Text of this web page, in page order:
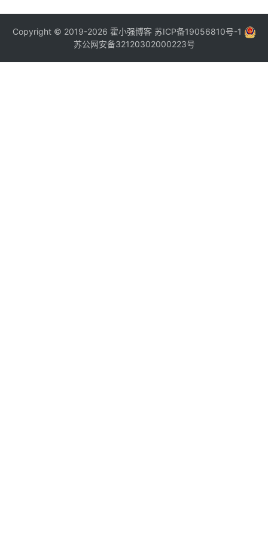
Copyright © 2019-2026 霍小强博客 苏ICP备19056810号-1
苏公网安备32120302000223号